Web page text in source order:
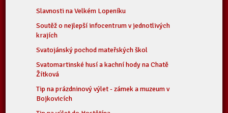
Slavnosti na Velkém Lopeníku
Soutěž o nejlepší infocentrum v jednotlivých
krajích
Svatojánský pochod mateřských škol
Svatomartinské husí a kachní hody na Chatě
Žítková
Tip na prázdninový výlet - zámek a muzeum v
Bojkovicích